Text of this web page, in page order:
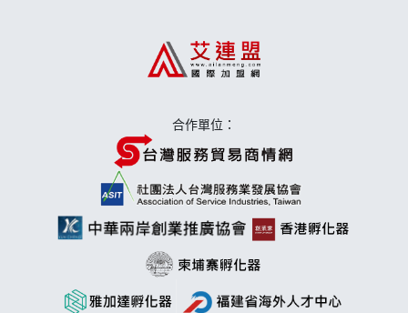
合作單位：